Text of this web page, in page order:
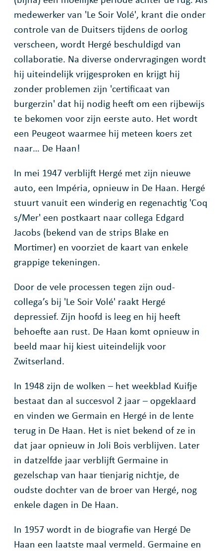
medewerker van 'Le Soir Volé', krant die onder
controle van de Duitsers tijdens de oorlog
verscheen, wordt Hergé beschuldigd van
collaboratie. Na diverse ondervragingen wordt
hij uiteindelijk vrijgesproken en krijgt hij
zonder problemen zijn 'certificaat van
burgerzin' dat hij nodig heeft om een rijbewijs
te bekomen voor zijn eerste auto. Het wordt
een Peugeot waarmee hij meteen koers zet
naar… De Haan!
In mei 1947 verblijft Hergé met zijn nieuwe
auto, een Impéria, opnieuw in De Haan. Hergé
stuurt vanuit een winderig en regenachtig 'Coq
s/Mer' een postkaart naar collega Edgard
Jacobs (bekend van de strips Blake en
Mortimer) en voorziet de kaart van enkele
grappige tekeningen.
Door de vele processen tegen zijn oud-
collega’s bij 'Le Soir Volé' raakt Hergé
depressief. Zijn hoofd is leeg en hij heeft
behoefte aan rust. De Haan komt opnieuw in
beeld maar hij kiest uiteindelijk voor
Zwitserland.
In 1948 zijn de wolken – het weekblad Kuifje
bestaat dan al succesvol 2 jaar – opgeklaard
en vinden we Germain en Hergé in de lente
terug in De Haan. Het is niet bekend of ze in
dat jaar opnieuw in Joli Bois verblijven. Later
in datzelfde jaar verblijft Germaine in
gezelschap van haar tienjarig nichtje, de
oudste dochter van de broer van Hergé, nog
enkele dagen in De Haan.
In 1957 wordt in de biografie van Hergé De
Haan een laatste maal vermeld. Germaine en